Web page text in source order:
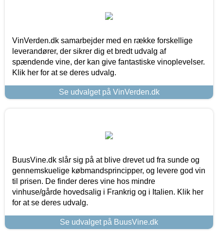
VinVerden.dk samarbejder med en række forskellige
leverandører, der sikrer dig et bredt udvalg af
spændende vine, der kan give fantastiske vinoplevelser.
Klik her for at se deres udvalg.
Se udvalget på VinVerden.dk
BuusVine.dk slår sig på at blive drevet ud fra sunde og
gennemskuelige købmandsprincipper, og levere god vin
til prisen. De finder deres vine hos mindre
vinhuse/gårde hovedsalig i Frankrig og i Italien. Klik her
for at se deres udvalg.
Se udvalget på BuusVine.dk